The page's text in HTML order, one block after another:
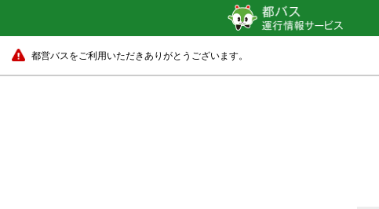
都営バスをご利用いただきありがとうございます。